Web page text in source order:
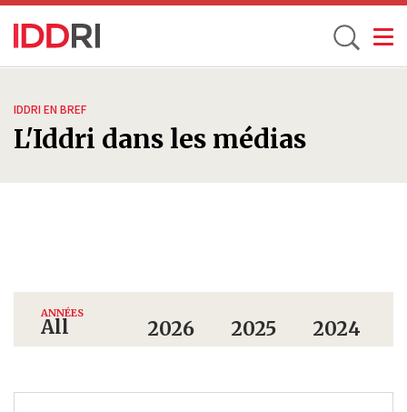
au
contenu
principal
Toggle
IDDRI EN BREF
L'Iddri dans les médias
ANNÉES
All 2026 2025 2024